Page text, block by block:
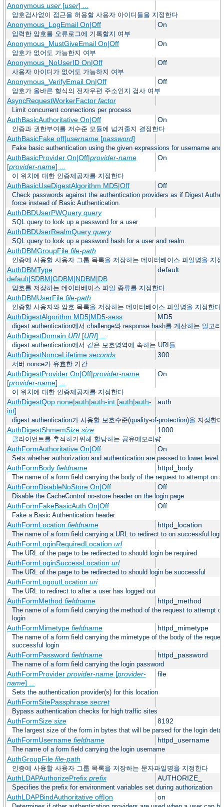
Anonymous user[user] ...
암호검사없이 접근을 허용할 사용자 아이디들을 지정한다
Anonymous_LogEmail On|Off On
입력한 암호를 오류로그에 기록할지 여부
Anonymous_MustGiveEmail On|Off On
암호가 없어도 가능한지 여부
Anonymous_NoUserID On|Off Off
사용자 아이디가 없어도 가능하지 여부
Anonymous_VerifyEmail On|Off Off
암호가 올바른 형식의 전자우편 주소인지 검사 여부
AsyncRequestWorkerFactor factor
Limit concurrent connections per process
AuthBasicAuthoritative On|Off On
인증과 권한부여를 저수준 모듈에 넘겨줄지 결정한다
AuthBasicFake off|username[password]
Fake basic authentication using the given expressions for username and
AuthBasicProvider On|Off|provider-name
[provider-name] ...
On
이 위치에 대한 인증제공자를 지정한다
AuthBasicUseDigestAlgorithm MD5|Off Off
Check passwords against the authentication providers as if Digest
force instead of Basic Authentication.
AuthDBDUserPWQuery query
SQL query to look up a password for a user
AuthDBDUserRealmQuery query
SQL query to look up a password hash for a user and realm.
AuthDBMGroupFile file-path
인증에 사용할 사용자 그룹 목록을 저장하는 데이터베이스 파일명을 지
AuthDBMType
default|SDBM|GDBM|NDBM|DB
default
암호를 저장하는 데이터베이스 파일 종류를 지정한다
AuthDBMUserFile file-path
인증할 사용자와 암호 목록을 저장하는 데이터베이스 파일명을 지정한다
AuthDigestAlgorithm MD5|MD5-sess MD5
digest authentication에서 challenge와 response hash를 계산하는 알고리
AuthDigestDomain URI[URI] ...
digest authentication에서 같은 보호영역에 속하는 URI들
AuthDigestNonceLifetime seconds 300
서버 nonce가 유효한 기간
AuthDigestProvider On|Off|provider-name
[provider-name] ...
On
이 위치에 대한 인증제공자를 지정한다
AuthDigestQop none|auth|auth-int [auth|auth-
int]
auth
digest authentication가 사용할 보호수준(quality-of-protection)을 지정한
AuthDigestShmemSize size 1000
클라이언트를 추적하기위해 할당하는 공유메모리량
AuthFormAuthoritative On|Off On
Sets whether authorization and authentication are passed to lower level
AuthFormBody fieldname httpd_body
The name of a form field carrying the body of the request to attempt on
AuthFormDisableNoStore On|Off Off
Disable the CacheControl no-store header on the login page
AuthFormFakeBasicAuth On|Off Off
Fake a Basic Authentication header
AuthFormLocation fieldname httpd_location
The name of a form field carrying a URL to redirect to on successful login
AuthFormLoginRequiredLocation url
The URL of the page to be redirected to should login be required
AuthFormLoginSuccessLocation url
The URL of the page to be redirected to should login be successful
AuthFormLogoutLocation uri
The URL to redirect to after a user has logged out
AuthFormMethod fieldname httpd_method
The name of a form field carrying the method of the request to attempt
login
AuthFormMimetype fieldname httpd_mimetype
The name of a form field carrying the mimetype of the body of the
successful login
AuthFormPassword fieldname httpd_password
The name of a form field carrying the login password
AuthFormProvider provider-name[provider-
name] ...
file
Sets the authentication provider(s) for this location
AuthFormSitePassphrase secret
Bypass authentication checks for high traffic sites
AuthFormSize size 8192
The largest size of the form in bytes that will be parsed for the login
AuthFormUsername fieldname httpd_username
The name of a form field carrying the login username
AuthGroupFile file-path
인증에 사용할 사용자 그룹 목록을 저장하는 문자파일명을 지정한다
AuthLDAPAuthorizePrefix prefix AUTHORIZE_
Specifies the prefix for environment variables set during authorization
AuthLDAPBindAuthoritative off|on on